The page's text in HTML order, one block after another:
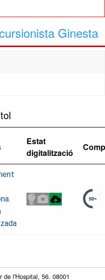
Ginesta
Estat
digitalització
de l'Hospital, 56. 08001